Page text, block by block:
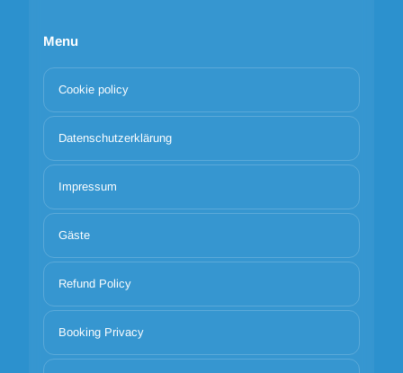
Menu
Cookie policy
Datenschutzerklärung
Impressum
Gäste
Refund Policy
Booking Privacy